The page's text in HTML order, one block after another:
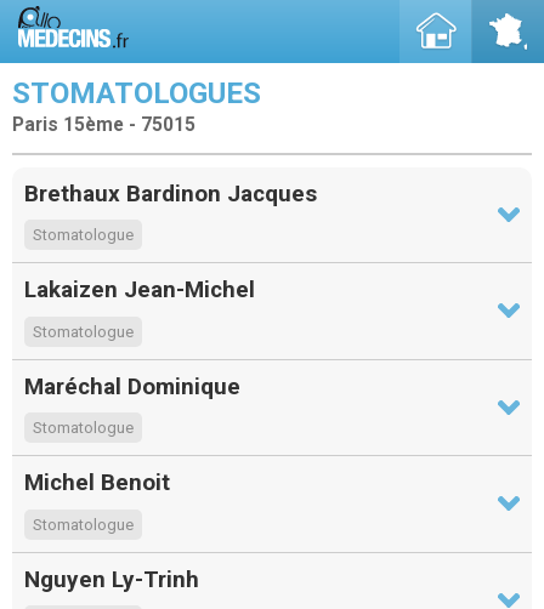
STOMATOLOGUES
Paris 15ème - 75015
Brethaux Bardinon Jacques
Stomatologue
Lakaizen Jean-Michel
Stomatologue
Maréchal Dominique
Stomatologue
Michel Benoit
Stomatologue
Nguyen Ly-Trinh